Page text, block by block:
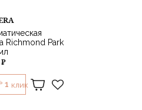
Richmond Park
₽
1 КЛИК